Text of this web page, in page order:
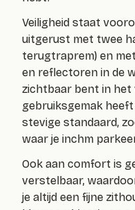
Veiligheid staat
uitgerust met twee
terugtraprem) en
en reflectoren in de
zichtbaar bent in het
gebruiksgemak
stevige standaard,
waar je inchm
Ook aan comfort is
verstelbaar,
je altijd een fijne